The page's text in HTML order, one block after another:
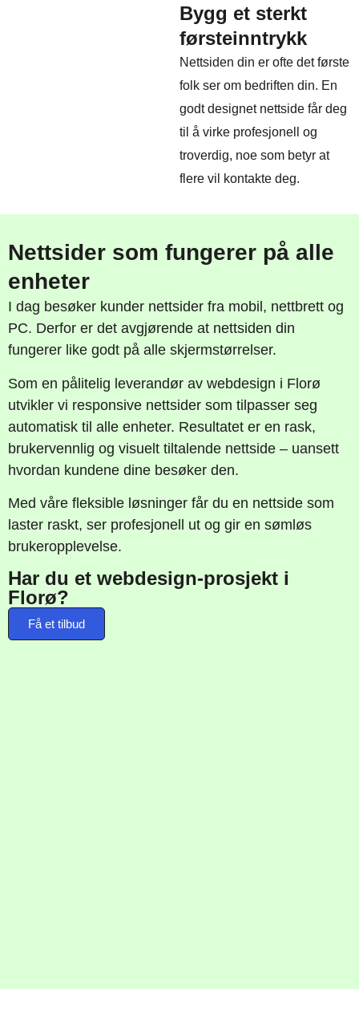
Bygg et sterkt
førsteinntrykk
Nettsiden din er ofte det første
folk ser om bedriften din. En
godt designet nettside får deg
til å virke profesjonell og
troverdig, noe som betyr at
flere vil kontakte deg.
Nettsider som fungerer på alle
enheter
I dag besøker kunder nettsider fra mobil, nettbrett og
PC. Derfor er det avgjørende at nettsiden din
fungerer like godt på alle skjermstørrelser.
Som en pålitelig leverandør av webdesign i Florø
utvikler vi responsive nettsider som tilpasser seg
automatisk til alle enheter. Resultatet er en rask,
brukervennlig og visuelt tiltalende nettside – uansett
hvordan kundene dine besøker den.
Med våre fleksible løsninger får du en nettside som
laster raskt, ser profesjonell ut og gir en sømløs
brukeropplevelse.
Har du et webdesign-prosjekt i
Florø?
Få et tilbud